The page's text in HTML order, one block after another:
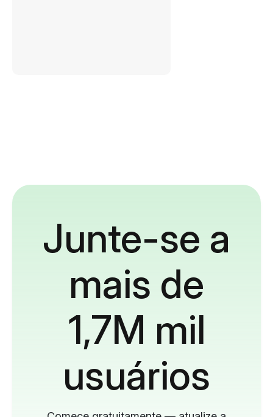
Junte-se a
mais de
1,7M mil
usuários